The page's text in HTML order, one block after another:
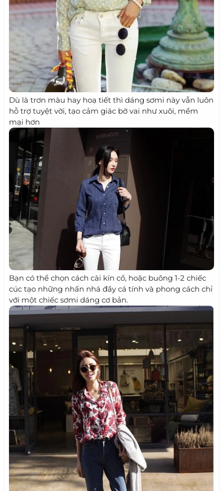
Dù là trơn màu hay hoạ tiết thì dáng sơmi này vẫn luôn
hỗ trợ tuyệt vời, tạo cảm giác bờ vai như xuôi, mềm
mại hơn
Bạn có thể chọn cách cài kín cổ, hoặc buông 1-2 chiếc
cúc tạo những nhấn nhá đầy cá tính và phong cách chỉ
với một chiếc sơmi dáng cơ bản.